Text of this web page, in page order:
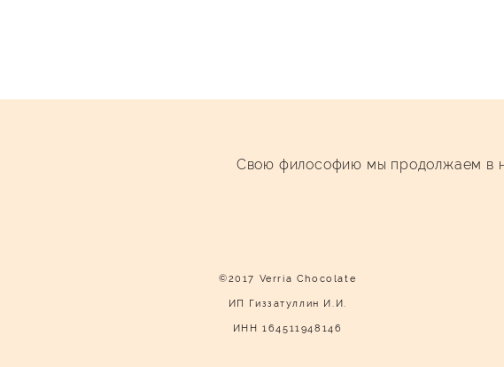
Cвою философию мы продолжаем в
©2017 Verria Chocolate
ИП Гиззатуллин И.И.
ИНН 164511948146